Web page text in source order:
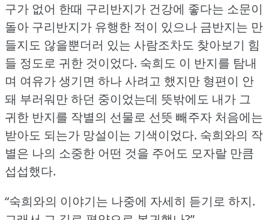
구가 없어 한때 구리반지가 건강에 좋다는 소문이
돌아 구리반지가 유행한 적이 있으나 금반지는 만
들지도 않을뿐더러 있는 사람조차도 찾아보기 힘
들 정도로 귀한 것이었다. 숙희도 이 반지를 탐내
며 여유가 생기면 하나 사려고 했지만 형편이 안
돼 부러워만 하던 중이었는데 뜻밖에도 내가 그
귀한 반지를 작별의 선물로 선뜻 빼주자 처음에는
받아도 되는가 망설이는 기색이었다. 숙희와의 작
별은 나의 소중한 어떤 것을 주어도 모자랄 만큼
섭섭했다.
“숙희와의 이야기는 나중에 자세히 듣기로 하지.